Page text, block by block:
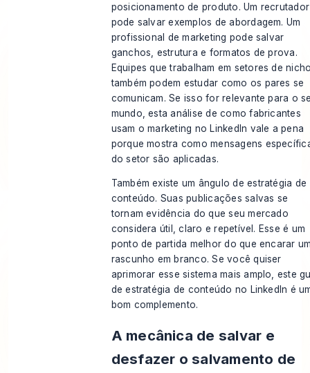
posicionamento de produto. Um recrutador
pode salvar exemplos de abordagem. Um
profissional de marketing pode salvar
ganchos, estrutura e formatos de prova.
Equipes que trabalham em setores de
também podem estudar como os pares se
comunicam. Se isso for relevante para o
mundo, esta análise decomo fabricantes
usam o marketing no LinkedIn vale a pena
porque mostra como mensagens
do setor são aplicadas.
Também existe um ângulo de estratégia de
conteúdo. Suas publicações salvas se
tornam evidência do que seu mercado
considera útil, claro e repetível. Esse é um
ponto de partida melhor do que encarar
rascunho em branco. Se você quiser
aprimorar esse sistema mais amplo, este
deestratégia de conteúdo no LinkedIn é
bom complemento.
A mecânica de salvar e
desfazer o salvamento de